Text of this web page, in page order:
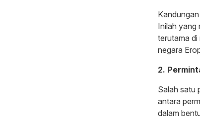
Inilah yang
terutama di
negara
2.
Salah satu
antara
dalam